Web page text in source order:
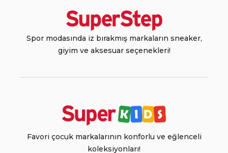
Spor modasında iz bırakmış markaların sneaker,
giyim ve aksesuar seçenekleri!
Favori çocuk markalarının konforlu ve eğlenceli
koleksiyonları!